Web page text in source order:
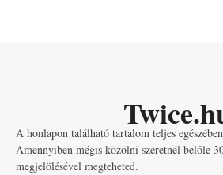
A honlapon található tartalom teljes
Amennyiben mégis közölni szeretnél belőle
megjelölésével megteheted.